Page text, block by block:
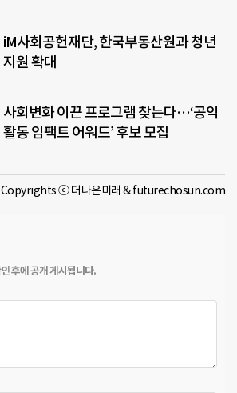
iM사회공헌재단, 한국부동산원과 청년
지원 확대
사회변화 이끈 프로그램 찾는다…‘공익
활동 임팩트 어워드’ 후보 모집
Copyrights ⓒ 더나은미래 & futurechosun.com